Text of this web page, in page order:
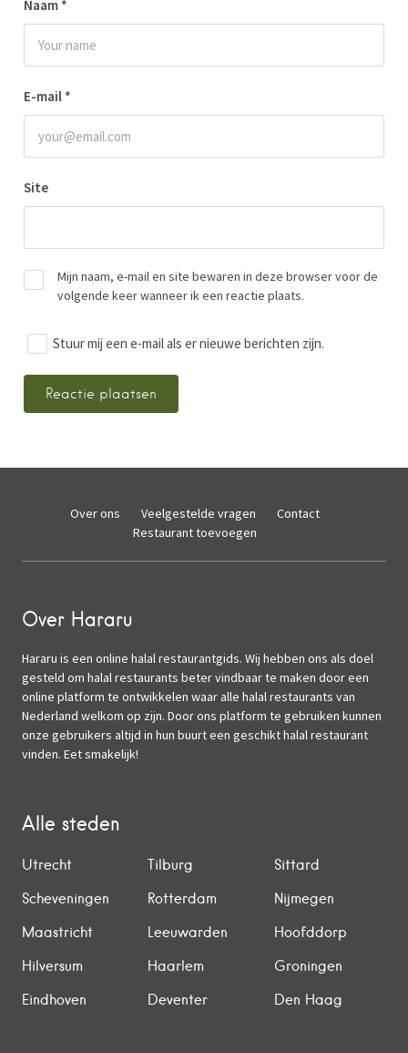
Naam *
E-mail *
Site
Mijn naam, e-mail en site bewaren in deze browser voor de
volgende keer wanneer ik een reactie plaats.
Stuur mij een e-mail als er nieuwe berichten zijn.
Over ons Veelgestelde vragen
Contact
Restaurant toevoegen
Over Hararu
Hararu is een online halal restaurantgids. Wij hebben ons als doel
gesteld om halal restaurants beter vindbaar te maken door een
online platform te ontwikkelen waar alle halal restaurants van
Nederland welkom op zijn. Door ons platform te gebruiken kunnen
onze gebruikers altijd in hun buurt een geschikt halal restaurant
vinden. Eet smakelijk!
Alle steden
Utrecht Tilburg
Sittard
Scheveningen
Rotterdam
Nijmegen
Maastricht
Leeuwarden
Hoofddorp
Hilversum
Haarlem
Groningen
Eindhoven
Deventer Den Haag